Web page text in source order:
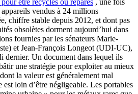
vendus à 24 millions
chiffre stable depuis 2012, et dont pas
obsolètes dorment aujourd’hui dans
fournies par les sénateurs Marie-
et Jean-François Longeot (UDI-UC),
dernier. Un document dans lequel ils
une stratégie pour exploiter au mieux
la valeur est généralement mal
est loin d’être négligeable. Les portables